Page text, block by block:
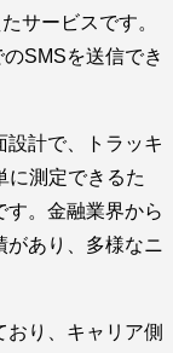
サービスです。
SMSを送信でき
設計で、トラッキ
に測定できるた
す。金融業界から
があり、多様なニ
り、キャリア側